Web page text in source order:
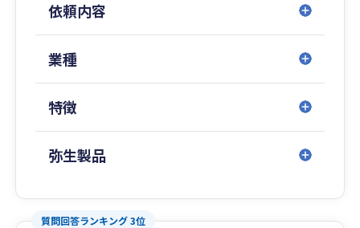
依頼内容
業種
特徴
弥生製品
質問回答ランキング 3位